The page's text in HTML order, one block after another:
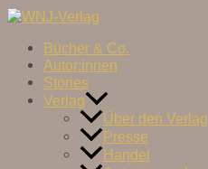
Bücher & Co.
Autor:innen
Stories
Verlag
Über den Verlag
Presse
Handel